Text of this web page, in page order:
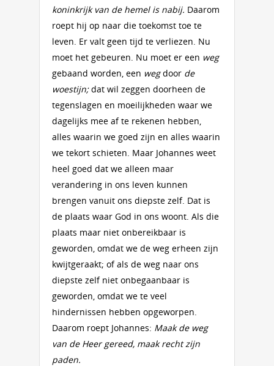
koninkrijk van de hemel is nabij. Daarom
roept hij op naar die toekomst toe te
leven. Er valt geen tijd te verliezen. Nu
moet het gebeuren. Nu moet er een weg
gebaand worden, een wegdoor de
woestijn;dat wil zeggen doorheen de
tegenslagen en moeilijkheden waar we
dagelijks mee af te rekenen hebben,
alles waarin we goed zijn en alles waarin
we tekort schieten. Maar Johannes weet
heel goed dat we alleen maar
verandering in ons leven kunnen
brengen vanuit ons diepste zelf. Dat is
de plaats waar God in ons woont. Als die
plaats maar niet onbereikbaar is
geworden, omdat we de weg erheen zijn
kwijtgeraakt; of als de weg naar ons
diepste zelf niet onbegaanbaar is
geworden, omdat we te veel
hindernissen hebben opgeworpen.
Daarom roept Johannes: Maak de weg
van de Heer gereed, maak recht zijn
paden.